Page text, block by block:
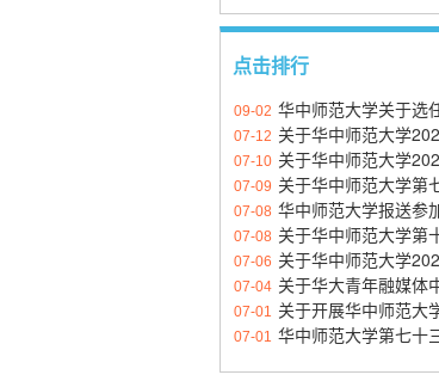
点击排行
09-02 华中师范大学关于选
07-12 关于华中师范大学
07-10 关于华中师范大学
07-09 关于华中师范大学第
07-08 华中师范大学报送参
07-08 关于华中师范大学第
07-06 关于华中师范大学
07-04 关于华大青年融媒体
07-01 关于开展华中师范大
07-01 华中师范大学第七十